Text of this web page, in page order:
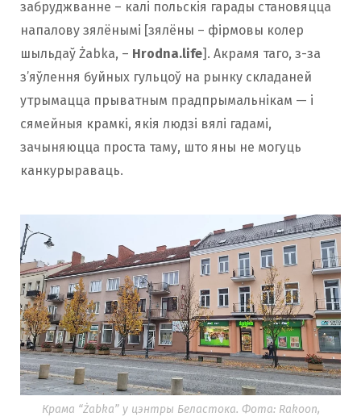
забруджванне – калі польскія гарады становяцца
напалову зялёнымі [зялёны – фірмовы колер
шыльдаў Żabka, – Hrodna.life]. Акрамя таго, з-за
з’яўлення буйных гульцоў на рынку складаней
утрымацца прыватным прадпрымальнікам — і
сямейныя крамкі, якія людзі вялі гадамі,
зачыняюцца проста таму, што яны не могуць
канкурыраваць.
Крама “Żabka” у цэнтры Беластока. Фота: Rakoon,